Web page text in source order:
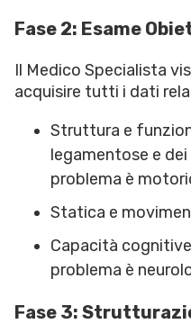
Fase 2: Esame
Il Medico Specialista
acquisire tutti i dati
Struttura e
legamentose e
problema è
Statica e
Capacità
problema è
Fase 3: